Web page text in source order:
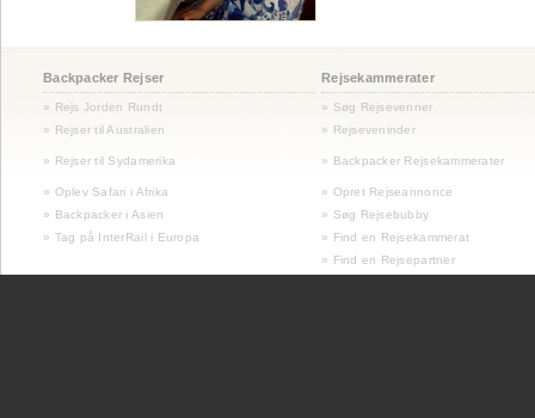
Backpacker Rejser Rejsekammerater
» Rejs Jorden Rundt
» Søg Rejsevenner
» Rejser til Australien
» Rejseveninder
» Rejser til Sydamerika » Backpacker Rejsekammerater
» Oplev Safari i Afrika
» Opret Rejseannonce
» Backpacker i Asien
» Søg Rejsebubby
» Tag på InterRail i Europa
» Find en Rejsekammerat
» Find en Rejsepartner